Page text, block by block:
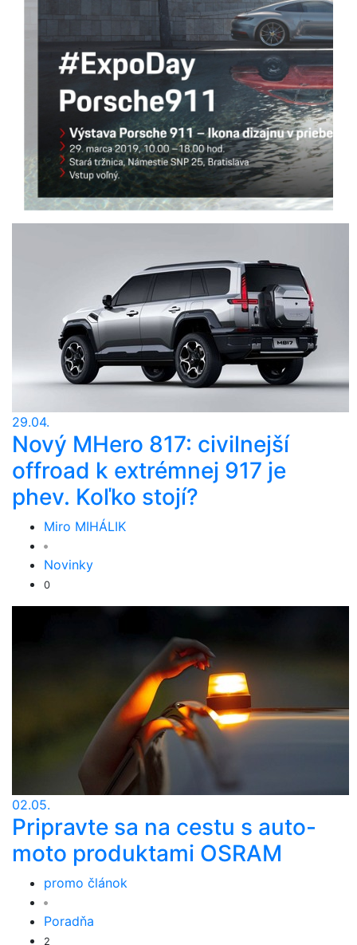
29.04.
Nový MHero 817: civilnejší
offroad k extrémnej 917 je
phev. Koľko stojí?
Miro MIHÁLIK
Novinky
0
02.05.
Pripravte sa na cestu s auto-
moto produktami OSRAM
promo článok
Poradňa
2